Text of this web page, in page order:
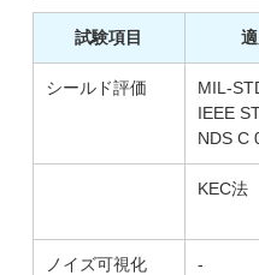
試験項目
シールド評価
MIL-
IEEE
NDS C
KEC法
ノイズ可視化
-